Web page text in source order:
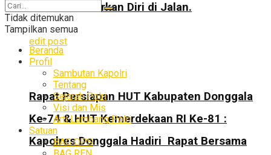
Pria Tak Sadarkan Diri di Jalan.
edit post
Rapat Persiapan HUT Kabupaten Donggala
Ke-74 & HUT Kemerdekaan RI Ke-81 :
Kapolres Donggala Hadiri Rapat Bersama
Tidak ditemukan
Tampilkan semua
Beranda
Profil
Sambutan Kapolri
Tentang
Sejarah Polri
Visi dan Mis
Arti Lambang Polri
Satuan
BAG OPS